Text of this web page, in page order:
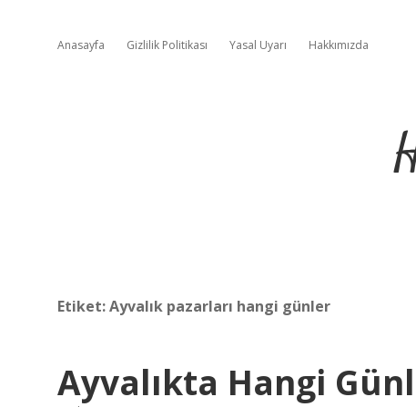
Anasayfa Gizlilik Politikası Yasal Uyarı Hakkımızda
Etiket:Ayvalık pazarları hangi günler
Ayvalıkta Hangi